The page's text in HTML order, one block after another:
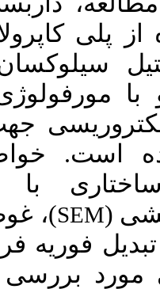
(
PCL)،
(
PDMS) با
مختلف
کاربردهای
فیزیک و
از
نمونه
فروسرخ(
ATR-
قرار گرفت.